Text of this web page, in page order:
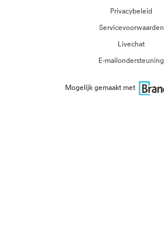
Privacybeleid
Servicevoorwaarden
Livechat
E-mailondersteuning
Mogelijk gemaakt met